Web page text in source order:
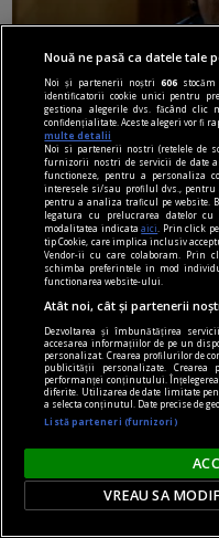
axa dus-întors
Avram Iancu – 200
Și totuși,
oricine mai simte
simtă o înaltă
Sever VOINESCU
Nouă ne pasă ca datele tale
Noi și partenerii noștri606
identificatorii cookie unici pentru
gestiona alegerile dvs. făcând
confidențialitate. Aceste alegeri vor fi
multe detalii
Noi si partenerii nostri (retelele de
furnizorii nostri de servicii de date
functioneze, pentru a personaliza
interesele si/sau profilul dvs.,
pentru a analiza traficul pe website.
legatura cu prelucrarea datelor
modalitatea indicataaici
. Prin click
tip Cookie, care implica inclusiv
Vendor-ii cu care colaboram. Prin
schimba preferintele in mod
functionarea website-ului.
Atât noi, cât și partenerii
Dezvoltarea și îmbunătățirea
accesarea informațiilor de pe un
personalizat. Crearea profilurilor de
publicității personalizate. Crearea
performanței conținutului.
diferite. Utilizarea de date limitate
a selecta conținutul. Date precise de
Listă parteneri (furnizori)
VREAU SA